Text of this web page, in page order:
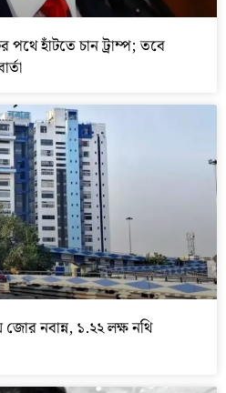
পথে হাঁটতে চান ট্রাম্প; তবে
জোর নবান্ন, ১.২২ লক্ষ নথি